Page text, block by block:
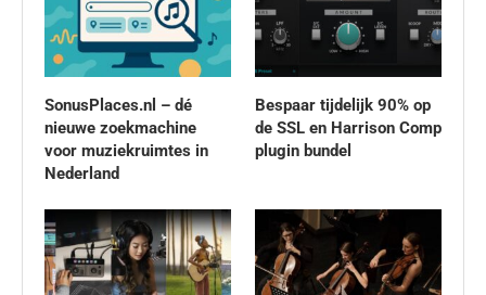
SonusPlaces.nl – dé
nieuwe zoekmachine
voor muziekruimtes in
Nederland
Bespaar tijdelijk 90% op
de SSL en Harrison Comp
plugin bundel